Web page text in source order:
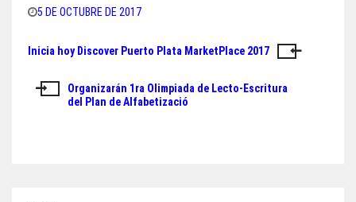
a
c
b
w
i
t
h
a
s
h
a
e
5 DE OCTUBRE DE 2017
Navegación
de
Inicia hoy Discover Puerto Plata MarketPlace 2017
Organizarán 1ra Olimpiada de Lecto-Escritura
del Plan de Alfabetizació